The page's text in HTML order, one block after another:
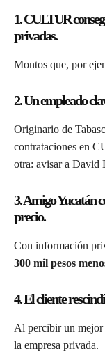
1. CULTUR
privadas.
Montos que, por
2. Un empleado
Originario de
contrataciones en
otra: avisar a David
3. Amigo Yucatán
precio.
Con información
300 mil pesos
4. El cliente
Al percibir un mejor
la empresa privada.